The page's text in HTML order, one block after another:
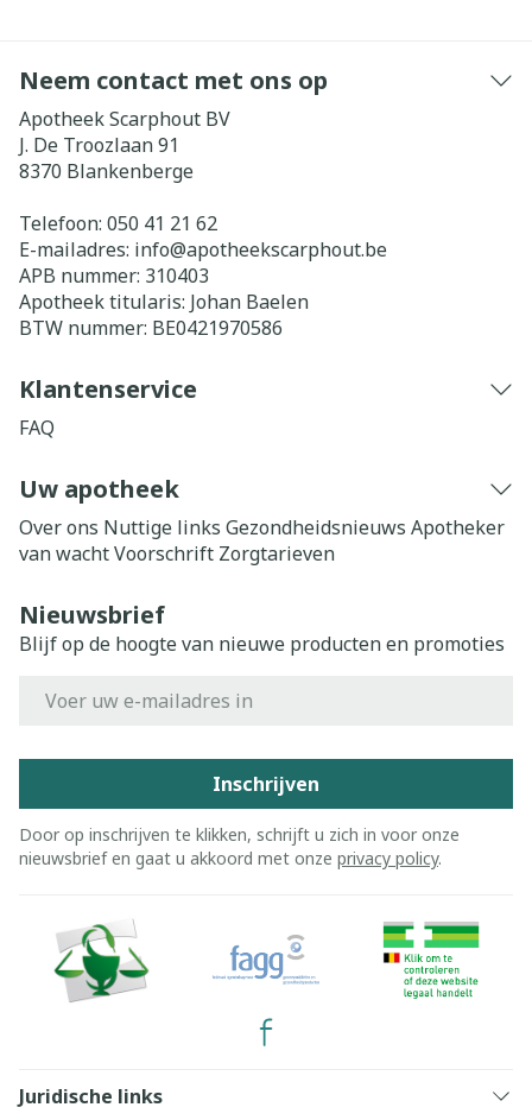
Neem contact met ons op
Apotheek Scarphout BV
J. De Troozlaan 91
8370 Blankenberge
Telefoon: 050 41 21 62
E-mailadres: info@apotheekscarphout.be
APB nummer: 310403
Apotheek titularis: Johan Baelen
BTW nummer: BE0421970586
Klantenservice
FAQ
Uw apotheek
Over ons Nuttige links Gezondheidsnieuws Apotheker
van wachtVoorschrift Zorgtarieven
Nieuwsbrief
Blijf op de hoogte van nieuwe producten en promoties
Inschrijven
Door op inschrijven te klikken, schrijft u zich in voor onze
nieuwsbrief en gaat u akkoord met onze privacy policy.
Juridische links